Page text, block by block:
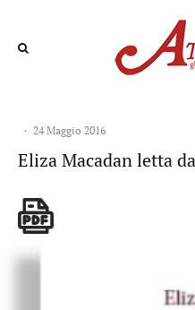
· 24 Maggio 2016
Eliza Macadan letta